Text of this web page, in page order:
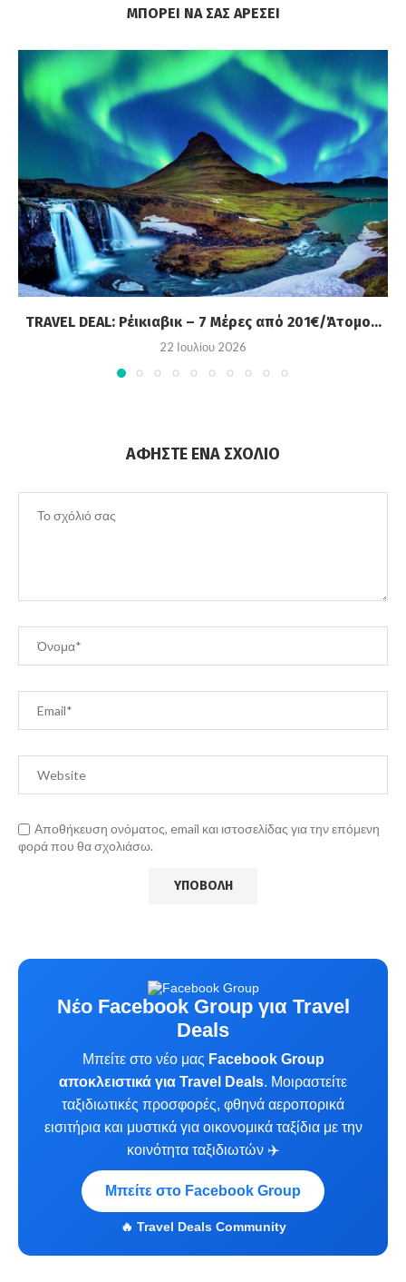
ΜΠΟΡΕΊ ΝΑ ΣΑΣ ΑΡΈΣΕΙ
TRAVEL DEAL: Ρέικιαβικ – 7 Μέρες από 201€/Άτομο...
22 Ιουλίου 2026
ΑΦΉΣΤΕ ΈΝΑ ΣΧΌΛΙΟ
Αποθήκευση ονόματος, email και ιστοσελίδας για την επόμενη
φορά που θα σχολιάσω.
Νέο Facebook Group για Travel
Deals
Μπείτε στο νέο μας Facebook Group
αποκλειστικά για Travel Deals. Μοιραστείτε
ταξιδιωτικές προσφορές, φθηνά αεροπορικά
εισιτήρια και μυστικά για οικονομικά ταξίδια με την
κοινότητα ταξιδιωτών ✈️
Μπείτε στο Facebook Group
🔥 Travel Deals Community